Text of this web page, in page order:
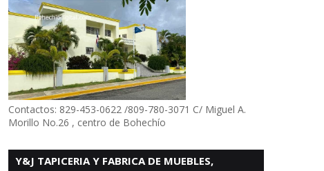
Contactos: 829-453-0622 /809-780-3071 C/ Miguel A.
Morillo No.26 , centro de Bohechío
Y&J TAPICERIA Y FABRICA DE MUEBLES,